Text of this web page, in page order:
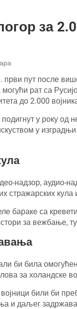
за
први пут после
рат са
до 2.000
у року
у
надзор, аудио-
стражарских кула
бараке са
за вежбање,
би била
за холандске
били би
и даљег